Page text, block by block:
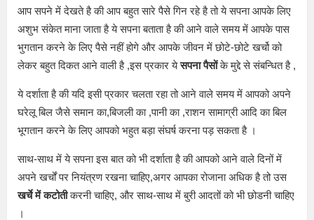
आप सपने में देखते है की आप बहुत सारे पैसे गिन रहे है तो ये सपना आपके लिए
अशुभ संकेत माना जाता है ये सपना बताता है की आने वाले समय में आपके पास
भुगतान करने के लिए पैसे नहीं होगे और आपके जीवन में छोटे-छोटे खर्चो को
लेकर बहुत दिकत आने वाली है ,इस प्रकार येसपना पैसोंके मुद्दे से संबन्धित है ,
ये दर्शाता है की यदि इसी प्रकार चलता रहा तो आने वाले समय में आपको अपने
घरेलू बिल जैसे समान का,बिजली का ,पानी का ,राशन सामाग्री आदि का बिल
भूगतान करने के लिए आपको भहुत बड़ा संघर्ष करना पड़ सकता है ।
साथ-साथ में ये सपना इस बात को भी दर्शाता है की आपको आने वाले दिनों में
अपने खर्चों पर नियंत्रण रखना चाहिए,अगर आपका रोजाना अधिक है तो उस
खर्चे में कटोतीकरनी चाहिए, और साथ-साथ में बुरी आदतों को भी छोडनी चाहिए
।